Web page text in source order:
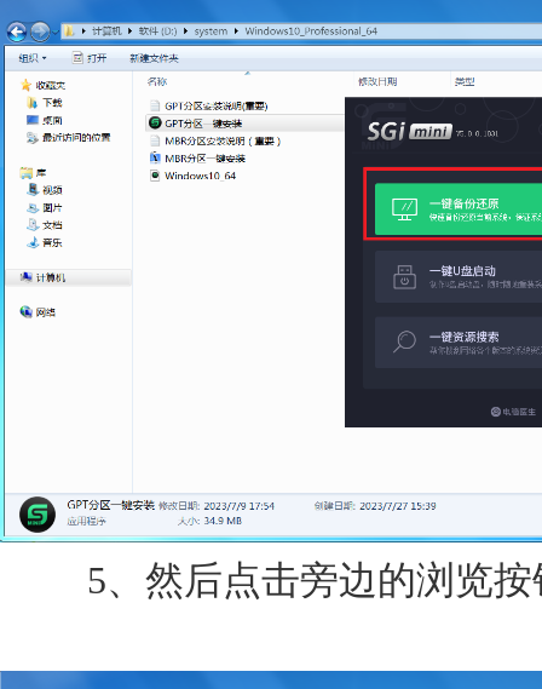
5、然后点击旁边的浏览按